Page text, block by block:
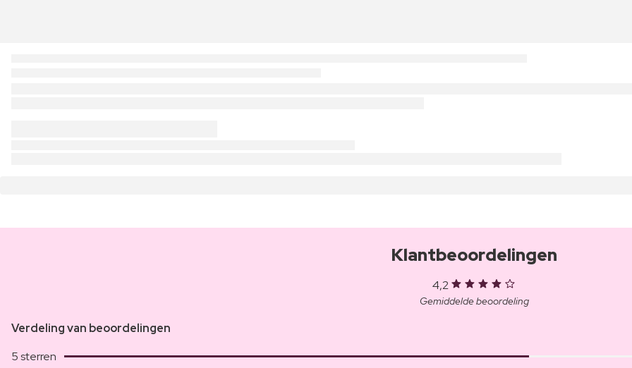
Klantbeoordelingen
4,2
Gemiddelde beoordeling
Verdeling van beoordelingen
5 sterren